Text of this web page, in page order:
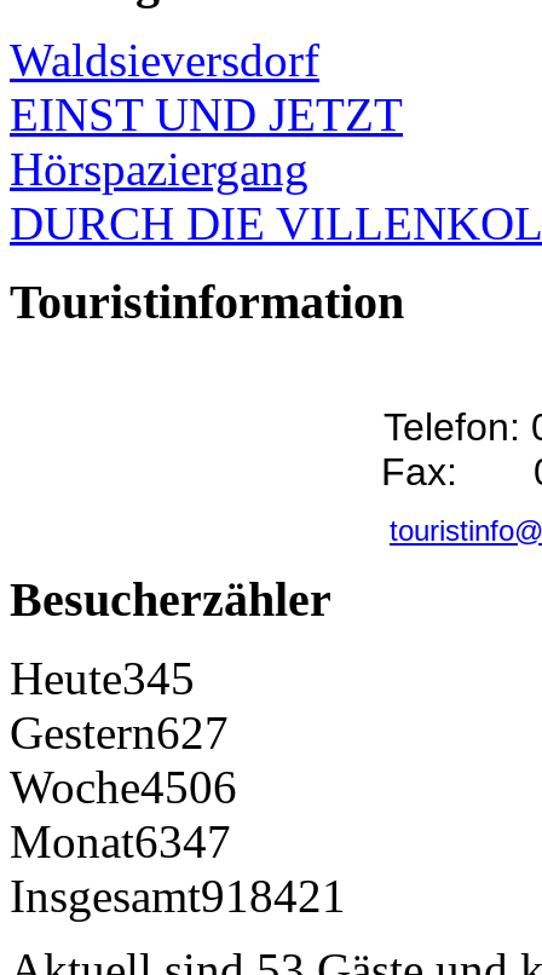
Waldsieversdorf
EINST UND JETZT
Hörspaziergang
DURCH DIE
Touristinformation
Telefon:
Fax:
Besucherzähler
Heute345
Gestern627
Woche4506
Monat6347
Insgesamt918421